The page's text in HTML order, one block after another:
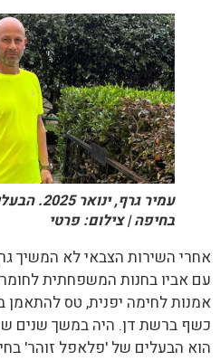
עמיר גרף,
בחיפה | צילום: פרטי
אחרי השירות הצבאי לא המשיך
עם אביו בחנות המשפחתית
אמנות לחימה יפנית, טס
כשף ברשת דן. היה במשך שנים
הוא הבעלים של 'פלאפל זוהר'